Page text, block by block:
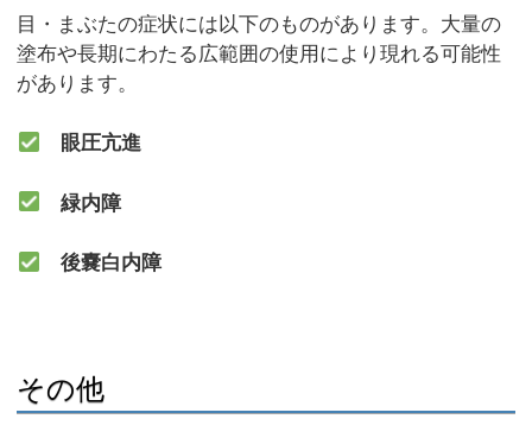
目・まぶたの症状には以下のものがあります。大量の
塗布や長期にわたる広範囲の使用により現れる可能性
があります。
眼圧亢進
緑内障
後嚢白内障
その他